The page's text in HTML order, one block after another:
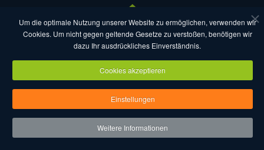
Um die optimale Nutzung unserer Website zu ermöglichen, verwenden wir
Cookies. Um nicht gegen geltende Gesetze zu verstoßen, benötigen wir
dazu Ihr ausdrückliches Einverständnis.
Cookies akzeptieren
Einstellungen
Weitere Informationen